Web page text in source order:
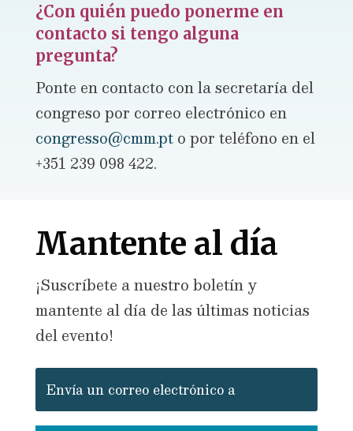
¿Con quién puedo ponerme en
contacto si tengo alguna
pregunta?
Ponte en contacto con la secretaría del
congreso por correo electrónico en
congresso@cmm.pto por teléfono en el
+351 239 098 422.
Mantente al día
¡Suscríbete a nuestro boletín y
mantente al día de las últimas noticias
del evento!